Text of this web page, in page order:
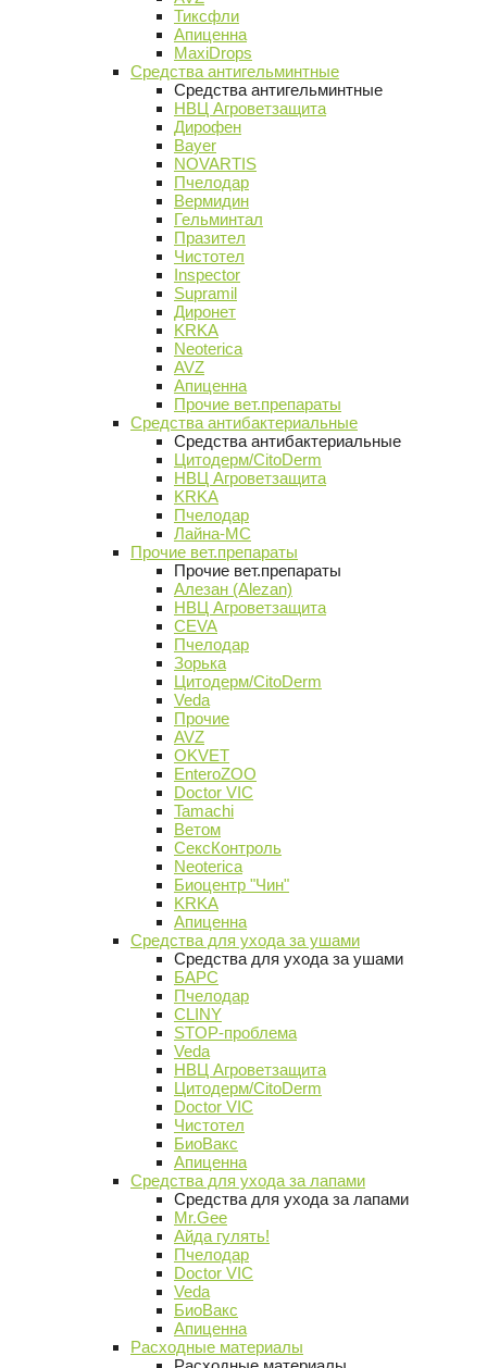
Тиксфли
Апиценна
MaxiDrops
Средства антигельминтные
Средства антигельминтные
НВЦ Агроветзащита
Дирофен
Bayer
NOVARTIS
Пчелодар
Вермидин
Гельминтал
Празител
Чистотел
Inspector
Supramil
Диронет
KRKA
Neoterica
AVZ
Апиценна
Прочие вет.препараты
Средства антибактериальные
Средства антибактериальные
Цитодерм/CitoDerm
НВЦ Агроветзащита
KRKA
Пчелодар
Лайна-МС
Прочие вет.препараты
Прочие вет.препараты
Алезан (Alezan)
НВЦ Агроветзащита
CEVA
Пчелодар
Зорька
Цитодерм/CitoDerm
Veda
Прочие
AVZ
OKVET
EnteroZOO
Doctor VIC
Tamachi
Ветом
СексКонтроль
Neoterica
Биоцентр "Чин"
KRKA
Апиценна
Средства для ухода за ушами
Средства для ухода за ушами
БАРС
Пчелодар
CLINY
STOP-проблема
Veda
НВЦ Агроветзащита
Цитодерм/CitoDerm
Doctor VIC
Чистотел
БиоВакс
Апиценна
Средства для ухода за лапами
Средства для ухода за лапами
Mr.Gee
Айда гулять!
Пчелодар
Doctor VIC
Veda
БиоВакс
Апиценна
Расходные материалы